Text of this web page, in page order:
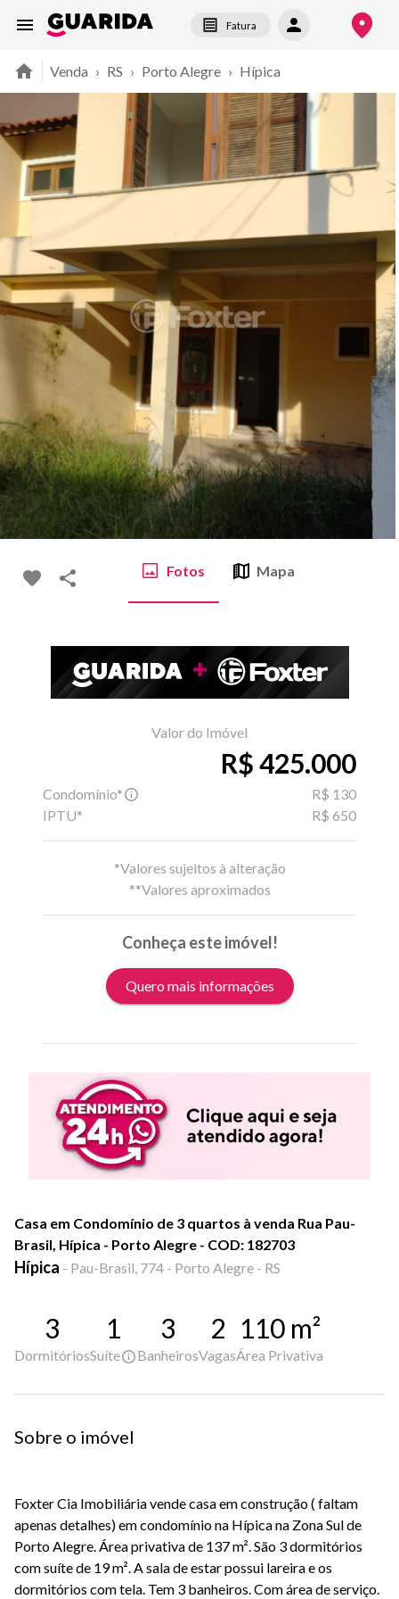
Fatura
Venda › RS › Porto Alegre › Hípica
Fotos Mapa
Valor do Imóvel
R$ 425.000
Condomínio*
R$ 130
IPTU*
R$ 650
*Valores sujeitos à alteração
**Valores aproximados
Conheça este imóvel!
Quero mais informações
Casa em Condomínio de 3 quartos à venda Rua Pau-
Brasil, Hípica - Porto Alegre - COD: 182703
Hípica - Pau-Brasil, 774 - Porto Alegre - RS
3
Dormitórios
1
Suíte
3
Banheiros
2
Vagas
110 m²
Área Privativa
Sobre o imóvel
Foxter Cia Imobiliária vende casa em construção ( faltam
apenas detalhes) em condomínio na Hípica na Zona Sul de
Porto Alegre. Área privativa de 137 m². São 3 dormitórios
com suíte de 19 m². A sala de estar possui lareira e os
dormitórios com tela. Tem 3 banheiros. Com área de serviço.